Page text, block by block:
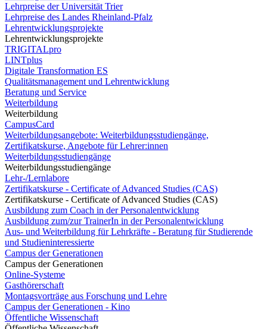
Lehrpreise der Universität Trier
Lehrpreise des Landes Rheinland-Pfalz
Lehrentwicklungsprojekte
Lehrentwicklungsprojekte
TRIGITALpro
LINTplus
Digitale Transformation ES
Qualitätsmanagement und Lehrentwicklung
Beratung und Service
Weiterbildung
Weiterbildung
CampusCard
Weiterbildungsangebote: Weiterbildungsstudiengänge,
Zertifikatskurse, Angebote für Lehrer:innen
Weiterbildungsstudiengänge
Weiterbildungsstudiengänge
Lehr-/Lernlabore
Zertifikatskurse - Certificate of Advanced Studies (CAS)
Zertifikatskurse - Certificate of Advanced Studies (CAS)
Ausbildung zum Coach in der Personalentwicklung
Ausbildung zum/zur TrainerIn in der Personalentwicklung
Aus- und Weiterbildung für Lehrkräfte - Beratung für Studierende
und Studieninteressierte
Campus der Generationen
Campus der Generationen
Online-Systeme
Gasthörerschaft
Montagsvorträge aus Forschung und Lehre
Campus der Generationen - Kino
Öffentliche Wissenschaft